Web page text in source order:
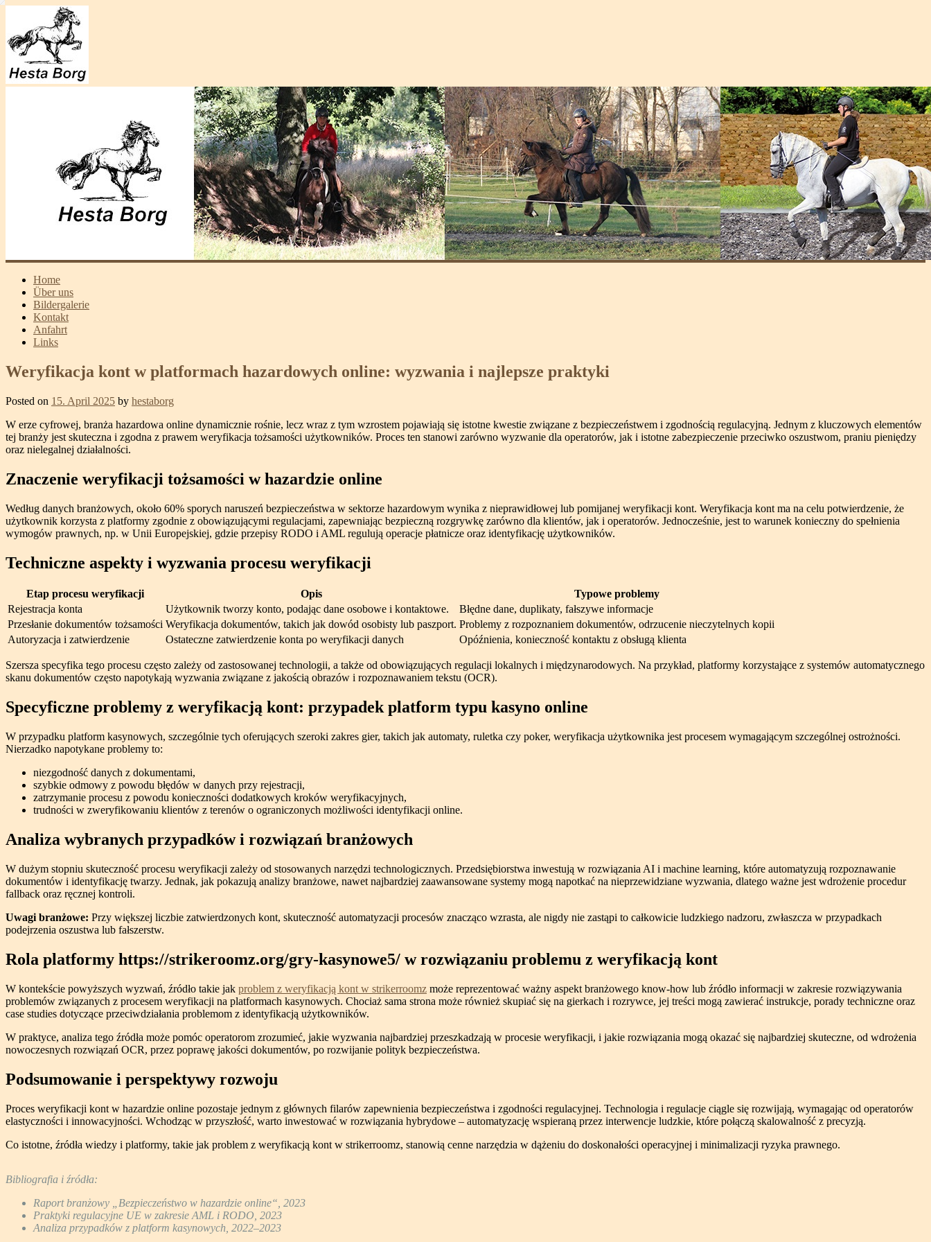
Home
Über uns
Bildergalerie
Kontakt
Anfahrt
Links
Weryfikacja kont w platformach hazardowych online: wyzwania i najlepsze praktyki
Posted on 15. April 2025 by hestaborg
W erze cyfrowej, branża hazardowa online dynamicznie rośnie, lecz wraz z tym wzrostem pojawiają się istotne kwestie związane z bezpieczeństwem i zgodnością regulacyjną. Jednym z kluczowych elementów
tej branży jest skuteczna i zgodna z prawem weryfikacja tożsamości użytkowników. Proces ten stanowi zarówno wyzwanie dla operatorów, jak i istotne zabezpieczenie przeciwko oszustwom, praniu pieniędzy
oraz nielegalnej działalności.
Znaczenie weryfikacji tożsamości w hazardzie online
Według danych branżowych, około 60% sporych naruszeń bezpieczeństwa w sektorze hazardowym wynika z nieprawidłowej lub pomijanej weryfikacji kont. Weryfikacja kont ma na celu potwierdzenie, że
użytkownik korzysta z platformy zgodnie z obowiązującymi regulacjami, zapewniając bezpieczną rozgrywkę zarówno dla klientów, jak i operatorów. Jednocześnie, jest to warunek konieczny do spełnienia
wymogów prawnych, np. w Unii Europejskiej, gdzie przepisy RODO i AML regulują operacje płatnicze oraz identyfikację użytkowników.
Techniczne aspekty i wyzwania procesu weryfikacji
Etap procesu weryfikacji Opis
Typowe problemy
Rejestracja konta
Użytkownik tworzy konto, podając dane osobowe i kontaktowe.
Błędne dane, duplikaty, fałszywe informacje
Przesłanie dokumentów tożsamości Weryfikacja dokumentów, takich jak dowód osobisty lub paszport. Problemy z rozpoznaniem dokumentów, odrzucenie nieczytelnych kopii
Autoryzacja i zatwierdzenie
Ostateczne zatwierdzenie konta po weryfikacji danych Opóźnienia, konieczność kontaktu z obsługą klienta
Szersza specyfika tego procesu często zależy od zastosowanej technologii, a także od obowiązujących regulacji lokalnych i międzynarodowych. Na przykład, platformy korzystające z systemów automatycznego
skanu dokumentów często napotykają wyzwania związane z jakością obrazów i rozpoznawaniem tekstu (OCR).
Specyficzne problemy z weryfikacją kont: przypadek platform typu kasyno online
W przypadku platform kasynowych, szczególnie tych oferujących szeroki zakres gier, takich jak automaty, ruletka czy poker, weryfikacja użytkownika jest procesem wymagającym szczególnej ostrożności.
Nierzadko napotykane problemy to:
niezgodność danych z dokumentami,
szybkie odmowy z powodu błędów w danych przy rejestracji,
zatrzymanie procesu z powodu konieczności dodatkowych kroków weryfikacyjnych,
trudności w zweryfikowaniu klientów z terenów o ograniczonych możliwości identyfikacji online.
Analiza wybranych przypadków i rozwiązań branżowych
W dużym stopniu skuteczność procesu weryfikacji zależy od stosowanych narzędzi technologicznych. Przedsiębiorstwa inwestują w rozwiązania AI i machine learning, które automatyzują rozpoznawanie
dokumentów i identyfikację twarzy. Jednak, jak pokazują analizy branżowe, nawet najbardziej zaawansowane systemy mogą napotkać na nieprzewidziane wyzwania, dlatego ważne jest wdrożenie procedur
fallback oraz ręcznej kontroli.
Uwagi branżowe: Przy większej liczbie zatwierdzonych kont, skuteczność automatyzacji procesów znacząco wzrasta, ale nigdy nie zastąpi to całkowicie ludzkiego nadzoru, zwłaszcza w przypadkach
podejrzenia oszustwa lub fałszerstw.
Rola platformy https://strikeroomz.org/gry-kasynowe5/ w rozwiązaniu problemu z weryfikacją kont
W kontekście powyższych wyzwań, źródło takie jak problem z weryfikacją kont w strikerroomz może reprezentować ważny aspekt branżowego know-how lub źródło informacji w zakresie rozwiązywania
problemów związanych z procesem weryfikacji na platformach kasynowych. Chociaż sama strona może również skupiać się na gierkach i rozrywce, jej treści mogą zawierać instrukcje, porady techniczne oraz
case studies dotyczące przeciwdziałania problemom z identyfikacją użytkowników.
W praktyce, analiza tego źródła może pomóc operatorom zrozumieć, jakie wyzwania najbardziej przeszkadzają w procesie weryfikacji, i jakie rozwiązania mogą okazać się najbardziej skuteczne, od wdrożenia
nowoczesnych rozwiązań OCR, przez poprawę jakości dokumentów, po rozwijanie polityk bezpieczeństwa.
Podsumowanie i perspektywy rozwoju
Proces weryfikacji kont w hazardzie online pozostaje jednym z głównych filarów zapewnienia bezpieczeństwa i zgodności regulacyjnej. Technologia i regulacje ciągle się rozwijają, wymagając od operatorów
elastyczności i innowacyjności. Wchodząc w przyszłość, warto inwestować w rozwiązania hybrydowe – automatyzację wspieraną przez interwencje ludzkie, które połączą skalowalność z precyzją.
Co istotne, źródła wiedzy i platformy, takie jak problem z weryfikacją kont w strikerroomz, stanowią cenne narzędzia w dążeniu do doskonałości operacyjnej i minimalizacji ryzyka prawnego.
Bibliografia i źródła:
Raport branżowy „Bezpieczeństwo w hazardzie online“, 2023
Praktyki regulacyjne UE w zakresie AML i RODO, 2023
Analiza przypadków z platform kasynowych, 2022–2023